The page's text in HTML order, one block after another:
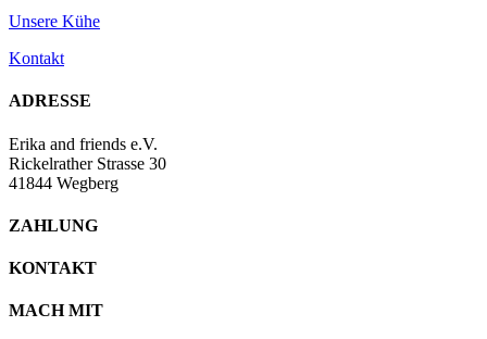
Unsere Kühe
Kontakt
ADRESSE
Erika and friends e.V.
Rickelrather Strasse 30
41844 Wegberg
ZAHLUNG
KONTAKT
MACH MIT